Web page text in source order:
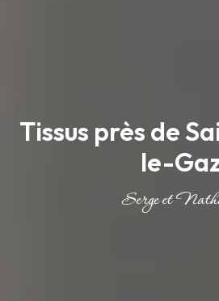
Tissus près de
le-
Serge et